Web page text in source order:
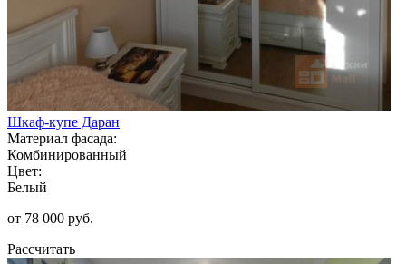
Шкаф-купе Даран
Материал фасада:
Комбинированный
Цвет:
Белый
от 78 000 руб.
Рассчитать